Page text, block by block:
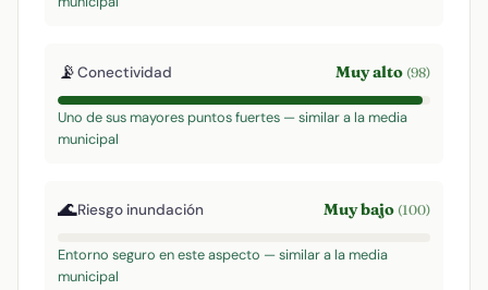
📡Conectividad Muy alto (98)
Uno de sus mayores puntos fuertes — similar a la media
municipal
🌊Riesgo inundación Muy bajo (100)
Entorno seguro en este aspecto — similar a la media
municipal